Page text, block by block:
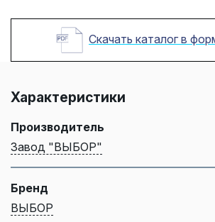
Скачать каталог в
Характеристики
Производитель
Завод "ВЫБОР"
Бренд
ВЫБОР